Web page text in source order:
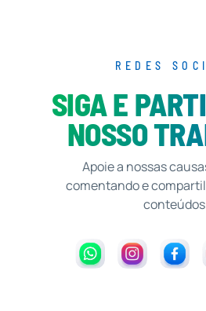
REDES
SIGA E
NOSSO
Apoie a nossas
comentando e